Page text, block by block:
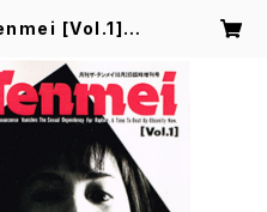
[Vol.1]」 |